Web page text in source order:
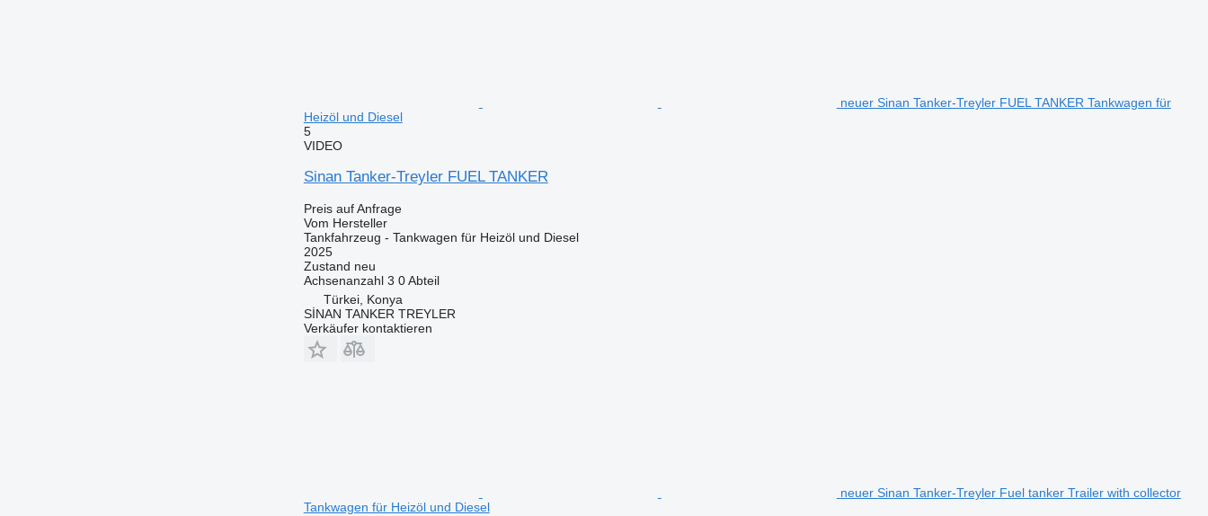
neuer Sinan Tanker-Treyler FUEL TANKER Tankwagen für
Heizöl und Diesel
5
VIDEO
Sinan Tanker-Treyler FUEL TANKER
Preis auf Anfrage
Vom Hersteller
Tankfahrzeug - Tankwagen für Heizöl und Diesel
2025
Zustand neu
Achsenanzahl 3 0 Abteil
Türkei, Konya
SİNAN TANKER TREYLER
Verkäufer kontaktieren
neuer Sinan Tanker-Treyler Fuel tanker Trailer with collector
Tankwagen für Heizöl und Diesel